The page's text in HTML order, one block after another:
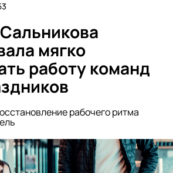
мягко
работу команд
рабочего ритма